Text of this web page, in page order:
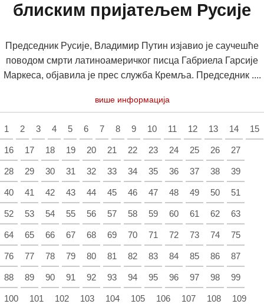
блиским пријатељем Русије
Председник Русије, Владимир Путин изјавио је саучешће
поводом смрти латиноамеричког писца Габриела Гарсије
Маркеса, објавила је прес служба Кремља. Председник ....
више информација
1 2 3 4 5 6 7 8 9 10 11 12 13 14 15
16 17 18 19 20 21 22 23 24 25 26 27
28 29 30 31 32 33 34 35 36 37 38 39
40 41 42 43 44 45 46 47 48 49 50 51
52 53 54 55 56 57 58 59 60 61 62 63
64 65 66 67 68 69 70 71 72 73 74 75
76 77 78 79 80 81 82 83 84 85 86 87
88 89 90 91 92 93 94 95 96 97 98 99
100 101 102 103 104 105 106 107 108 109